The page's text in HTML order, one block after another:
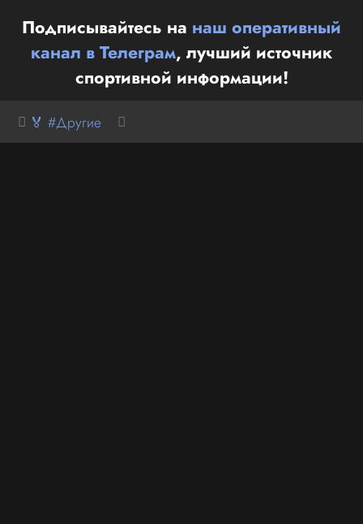
Подписывайтесь на наш оперативный
канал в Телеграм, лучший источник
спортивной информации!
🏅 #Другие